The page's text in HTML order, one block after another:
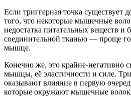
Если триггерная точка существует
того, что некоторые мышечные
недостатка питательных веществ и
соединительной тканью — проще
мышце.
Конечно же, это крайне-негативно
мышцы, её эластичности и силе.
оказывают влияние в первую
которые окружают мышечные